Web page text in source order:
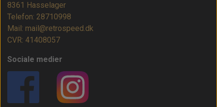
8361 Hasselager
Telefon: 28710998
Mail: mail@retrospeed.dk
CVR: 41408057
Sociale medier